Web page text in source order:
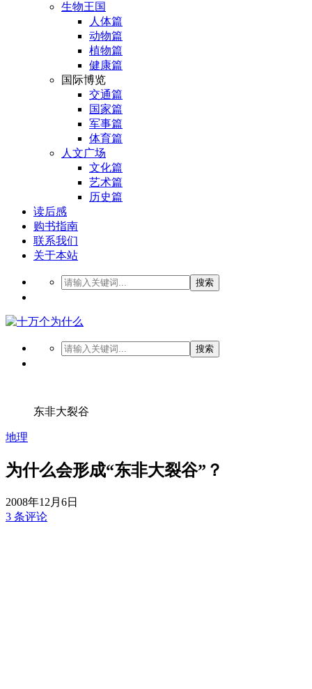
生物王国
人体篇
动物篇
植物篇
健康篇
国际博览
交通篇
国家篇
军事篇
体育篇
人文广场
文化篇
艺术篇
历史篇
读后感
购书指南
联系我们
关于本站
搜索
搜索
东非大裂谷
地理
为什么会形成“东非大裂谷”？
2008年12月6日
3 条评论